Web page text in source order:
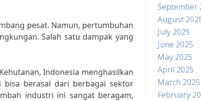
pesat. Namun, pertumbuhan
Salah satu dampak yang
Indonesia menghasilkan
berasal dari berbagai sektor
industri ini sangat beragam,
September
August
July 2025
June 2025
May 2025
April 2025
March 2025
February